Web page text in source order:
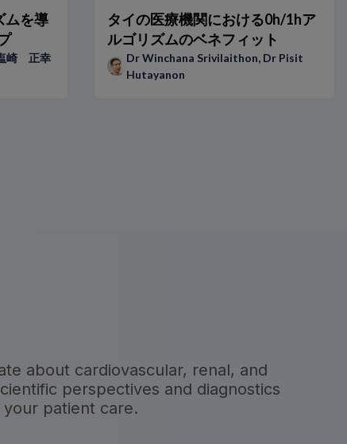
ムを導
崎 正幸
タイの医療機関における0h/1hア
ルゴリズムのベネフィット
Dr Winchana Srivilaithon, Dr Pisit
Hutayanon
about cardiovascular, renal, and
perspectives and diagnostics
patient care.